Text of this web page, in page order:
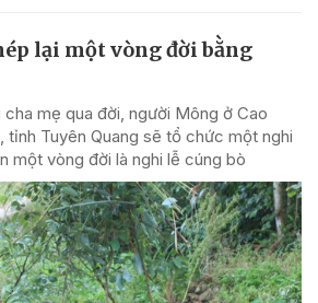
lại một vòng đời bằng
cha mẹ qua đời, người Mông ở Cao
tỉnh Tuyên Quang sẽ tổ chức một nghi
một vòng đời là nghi lễ cúng bò